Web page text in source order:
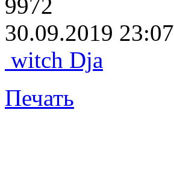
9972
30.09.2019 23:07
witch Dja
Печать